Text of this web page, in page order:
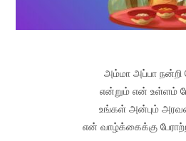
அம்மா அப்பா
என்றும் என் உள்ளம்
உங்கள் அன்பும்
என் வாழ்க்கைக்கு